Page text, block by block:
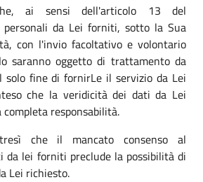
ai sensi dell'articolo 13 del
personali da Lei forniti, sotto la Sua
con l'invio facoltativo e volontario
saranno oggetto di trattamento da
solo fine di fornirLe il servizio da Lei
che la veridicità dei dati da Lei
responsabilità.
che il mancato consenso al
lei forniti preclude la possibilità di
Lei richiesto.